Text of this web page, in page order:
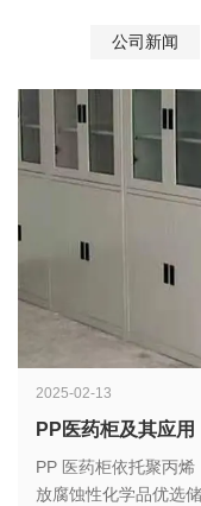
公司新闻
2025-02-13
PP医药柜及其应用
PP 医药柜依托聚丙
放腐蚀性化学品优选